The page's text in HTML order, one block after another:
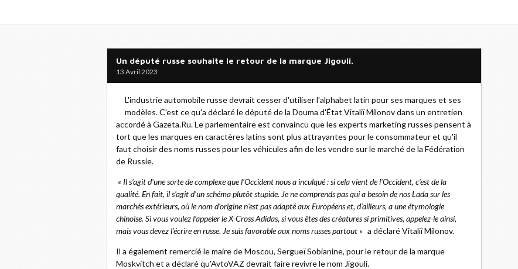
Un député russe souhaite le retour de la marque Jigouli.
13 Avril 2023
L'industrie automobile russe devrait cesser d'utiliser l'alphabet latin pour ses marques et ses
modèles. C'est ce qu'a déclaré le député de la Douma d'État Vitaliï Milonov dans un entretien
accordé à Gazeta.Ru. Le parlementaire est convaincu que les experts marketing russes pensent à
tort que les marques en caractères latins sont plus attrayantes pour le consommateur et qu'il
faut choisir des noms russes pour les véhicules afin de les vendre sur le marché de la Fédération
de Russie.
« Il s'agit d'une sorte de complexe que l'Occident nous a inculqué : si cela vient de l'Occident, c'est de la
qualité. En fait, il s'agit d'un schéma plutôt stupide. Je ne comprends pas qui a besoin de nos Lada sur les
marchés extérieurs, où le nom d’origine n'est pas adapté aux Européens et, d'ailleurs, a une étymologie
chinoise. Si vous voulez l’appeler le X-Cross Adidas, si vous êtes des créatures si primitives, appelez-le ainsi,
mais vous devez l’écrire en russe. Je suis favorable aux noms russes partout » a déclaré Vitaliï Milonov.
Il a également remercié le maire de Moscou, Sergueï Sobianine, pour le retour de la marque
Moskvitch et a déclaré qu'AvtoVAZ devrait faire revivre le nom Jigouli.